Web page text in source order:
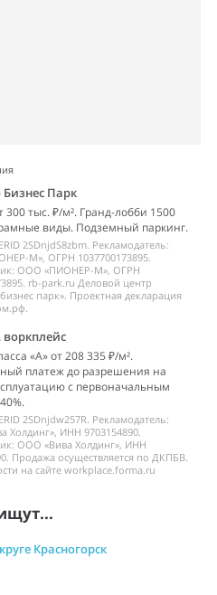
Бизнес Парк
тыс. ₽/м². Гранд-лобби 1500
виды. Подземный паркинг.
2SDnjdS8zbm. Рекламодатель:
М», ОГРН 1037700173895.
ООО «ПИОНЕР-М», ОГРН
rb-park.ru Деловой центр
парк». Проектная декларация
«А» от 208 335 ₽/м².
платеж до разрешения на
с первоначальным
2SDnjdw257R. Рекламодатель:
Холдинг», ИНН 9703154890.
ООО «Вива Холдинг», ИНН
Продажа осуществляется по ДКПБВ.
на сайте workplace.forma.ru
Красногорск